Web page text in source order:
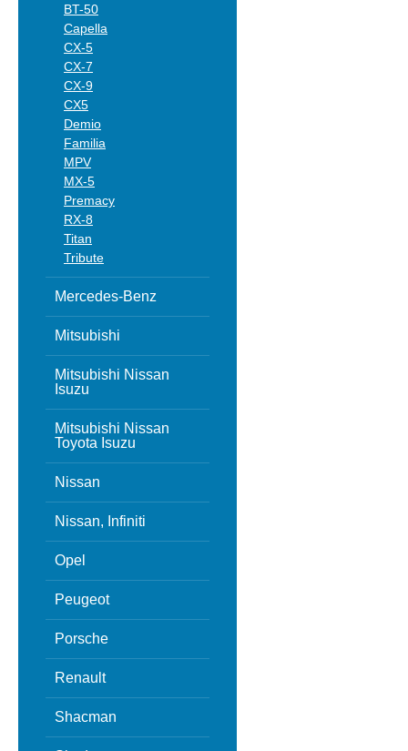
BT-50
Capella
CX-5
CX-7
CX-9
CX5
Demio
Familia
MPV
MX-5
Premacy
RX-8
Titan
Tribute
Mercedes-Benz
Mitsubishi
Mitsubishi Nissan
Isuzu
Mitsubishi Nissan
Toyota Isuzu
Nissan
Nissan, Infiniti
Opel
Peugeot
Porsche
Renault
Shacman